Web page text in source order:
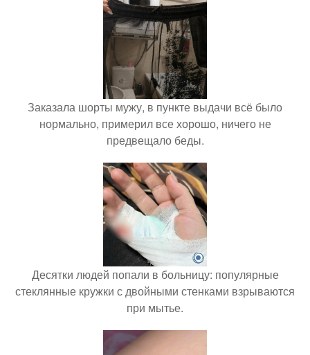
Заказала шорты мужу, в пункте выдачи всё было
нормально, примерил все хорошо, ничего не
предвещало беды.
Десятки людей попали в больницу: популярные
стеклянные кружки с двойными стенками взрываются
при мытье.